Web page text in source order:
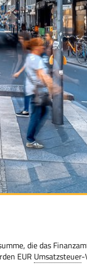
die das
EUR Umsatzsteuer-